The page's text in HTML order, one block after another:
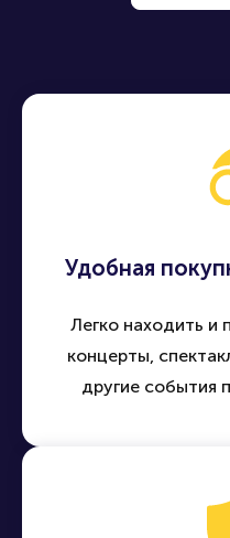
Удобная
Легко находить и
концерты,
другие события